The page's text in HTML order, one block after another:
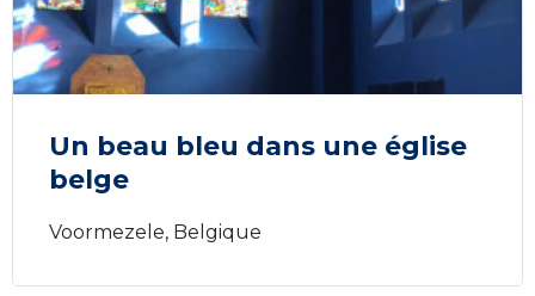
Un beau bleu dans une église
belge
Voormezele, Belgique